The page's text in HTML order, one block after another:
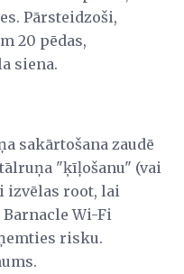
Pārsteidzoši,
20 pēdas,
siena.
sakārtošana zaudē
"ķīļošanu" (vai
izvēlas root, lai
Wi-Fi
risku.